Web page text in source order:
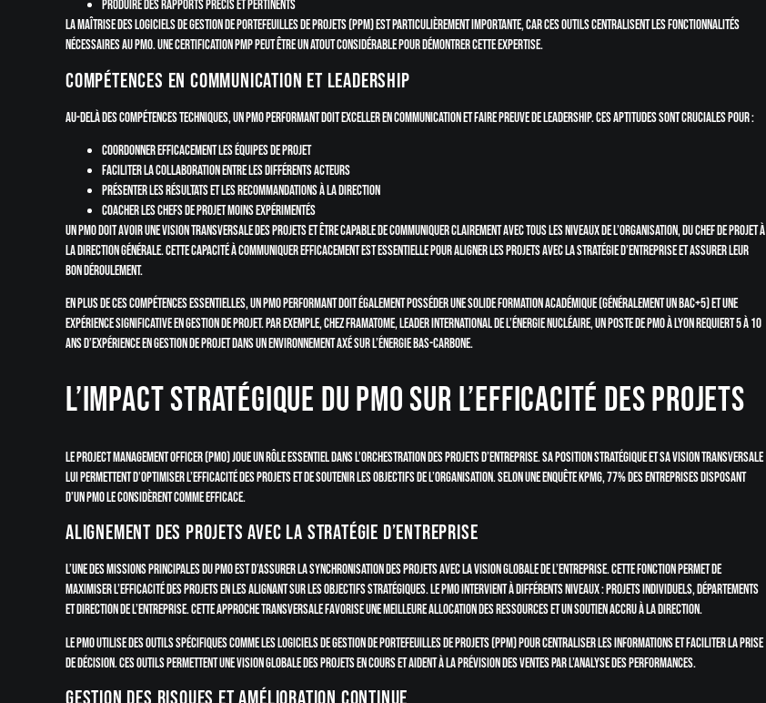
Produire des rapports précis et pertinents
La maîtrise des logiciels de gestion de portefeuilles de projets (PPM) est particulièrement importante, car ces outils centralisent les fonctionnalités
nécessaires au PMO. Une certification PMP peut être un atout considérable pour démontrer cette expertise.
Compétences en communication et leadership
Au-delà des compétences techniques, un PMO performant doit exceller en communication et faire preuve de leadership. Ces aptitudes sont cruciales pour :
Coordonner efficacement les équipes de projet
Faciliter la collaboration entre les différents acteurs
Présenter les résultats et les recommandations à la direction
Coacher les chefs de projet moins expérimentés
Un PMO doit avoir une vision transversale des projets et être capable de communiquer clairement avec tous les niveaux de l’organisation, du chef de projet à
la direction générale. Cette capacité à communiquer efficacement est essentielle pour aligner les projets avec la stratégie d’entreprise et assurer leur
bon déroulement.
En plus de ces compétences essentielles, un PMO performant doit également posséder une solide formation académique (généralement un Bac+5) et une
expérience significative en gestion de projet. Par exemple, chez Framatome, leader international de l’énergie nucléaire, un poste de PMO à Lyon requiert 5 à 10
ans d’expérience en gestion de projet dans un environnement axé sur l’énergie bas-carbone.
L’impact stratégique du PMO sur l’efficacité des projets
Le Project Management Officer (PMO) joue un rôle essentiel dans l’orchestration des projets d’entreprise. Sa position stratégique et sa vision transversale
lui permettent d’optimiser l’efficacité des projets et de soutenir les objectifs de l’organisation. Selon une enquête KPMG, 77% des entreprises disposant
d’un PMO le considèrent comme efficace.
Alignement des projets avec la stratégie d’entreprise
L’une des missions principales du PMO est d’assurer la synchronisation des projets avec la vision globale de l’entreprise. Cette fonction permet de
maximiser l’efficacité des projets en les alignant sur les objectifs stratégiques. Le PMO intervient à différents niveaux : projets individuels, départements
et direction de l’entreprise. Cette approche transversale favorise une meilleure allocation des ressources et un soutien accru à la direction.
Le PMO utilise des outils spécifiques comme les logiciels de gestion de portefeuilles de projets (PPM) pour centraliser les informations et faciliter la prise
de décision. Ces outils permettent une vision globale des projets en cours et aident à la prévision des ventes par l’analyse des performances.